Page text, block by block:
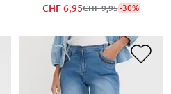
CHF 6,95CHF 9,95-30%